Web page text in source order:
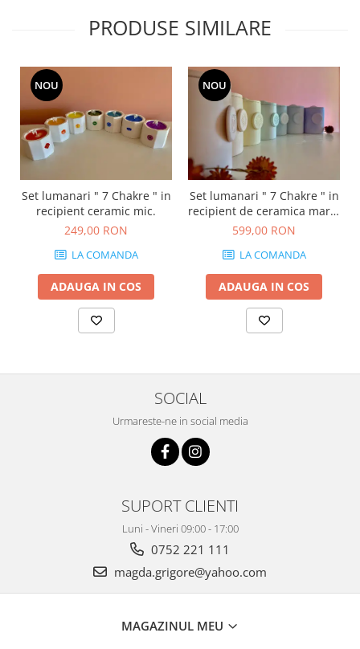
PRODUSE SIMILARE
NOU
Set lumanari " 7 Chakre " in
recipient ceramic mic.
249,00 RON
LA COMANDA
ADAUGA IN COS
NOU
Set lumanari " 7 Chakre " in
recipient de ceramica mare,
cu capac.
599,00 RON
LA COMANDA
ADAUGA IN COS
SOCIAL
Urmareste-ne in social media
SUPORT CLIENTI
Luni - Vineri 09:00 - 17:00
0752 221 111
magda.grigore@yahoo.com
MAGAZINUL MEU